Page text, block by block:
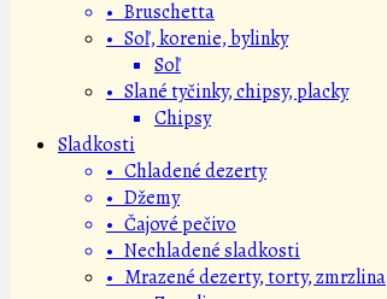
• Bruschetta
• Soľ, korenie, bylinky
Soľ
• Slané tyčinky, chipsy, placky
Chipsy
Sladkosti
• Chladené dezerty
• Džemy
• Čajové pečivo
• Nechladené sladkosti
• Mrazené dezerty, torty, zmrzlina